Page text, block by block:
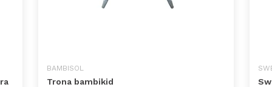
BAMBISOL
Trona bambikid